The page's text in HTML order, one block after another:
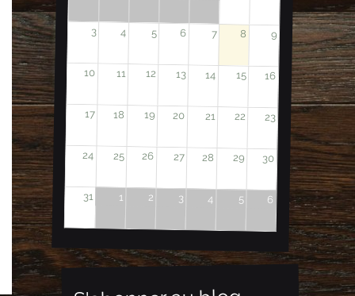
3 4 5 6 7 8 9
10 11 12 13 14 15 16
17 18 19 20 21 22 23
24 25 26 27 28 29 30
31 1 2 3 4 5 6